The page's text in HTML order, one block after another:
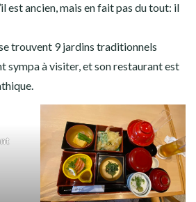
est ancien, mais en fait pas du tout: il
trouvent 9 jardins traditionnels
sympa à visiter, et son restaurant est